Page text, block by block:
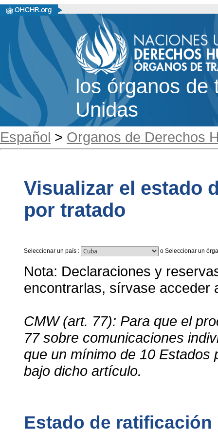
los órganos de
Unidas
Español > Organos de Derechos
Visualizar el estado
por tratado
Seleccionar un país : o Seleccionar un
Nota: Declaraciones y
encontrarlas, sírvase acceder
CMW (art. 77): Para que el
77 sobre comunicaciones
que un mínimo de 10
bajo dicho artículo.
Estado de ratificación